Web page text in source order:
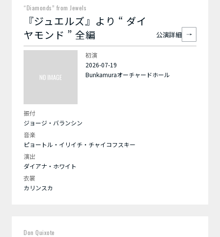
“Diamonds” from Jewels
『ジュエルズ』より “ ダイ
ヤモンド ” 全編
公演詳細
初演
2026-07-19
Bunkamuraオーチャードホール
振付
ジョージ・バランシン
音楽
ピョートル・イリイチ・チャイコフスキー
演出
ダイアナ・ホワイト
衣裳
カリンスカ
Don Quixote